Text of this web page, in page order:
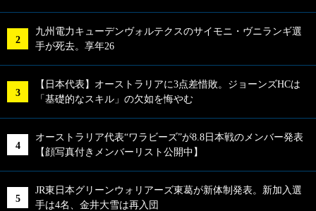
九州電力キューデンヴォルテクスのサイモニ・ヴニランギ選
手が死去。享年26
【日本代表】オーストラリアに3点差惜敗。ジョーンズHCは
「基礎的なスキル」の欠如を悔やむ
オーストラリア代表“ワラビーズ”が8.8日本戦のメンバー発表
【顔写真付きメンバーリスト公開中】
JR東日本グリーンウォリアーズ東葛が新体制発表。新加入選
手は4名、金井大雪は再入団